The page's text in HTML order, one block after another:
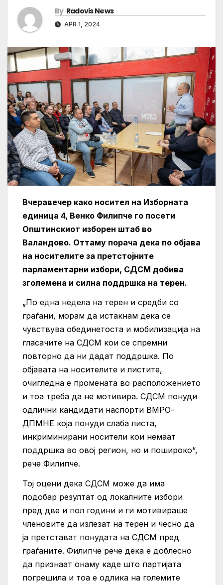
By Radovis News
APR 1, 2024
Вчеравечер како носител на Изборната
единица 4, Венко Филипче го посети
Општинскиот изборен штаб во
Валандово. Оттаму порача дека по објава
на носителите за претстојните
парламентарни избори, СДСМ добива
зголемена и силна поддршка на терен.
„По една недела на терен и средби со
граѓани, морам да истакнам дека се
чувствува обединетоста и мобилизација на
гласачите на СДСМ кои се спремни
повторно да ни дадат поддршка. По
објавата на носителите и листите,
очигледна е промената во расположението
и тоа треба да не мотивира. СДСМ понуди
одлични кандидати наспорти ВМРО-
ДПМНЕ која понуди слаба листа,
инкриминирани носители кои немаат
поддршка во овој регион, но и пошироко“,
рече Филипче.
Тој оцени дека СДСМ може да има
подобар резултат од локалните избори
пред две и пол години и ги мотивираше
членовите да излезат на терен и чесно да
ја претстават понудата на СДСМ пред
граѓаните. Филипче рече дека е доблесно
да признаат онаму каде што партијата
погрешила и тоа е одлика на големите